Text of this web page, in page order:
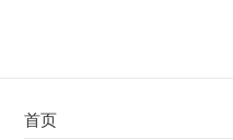
首页